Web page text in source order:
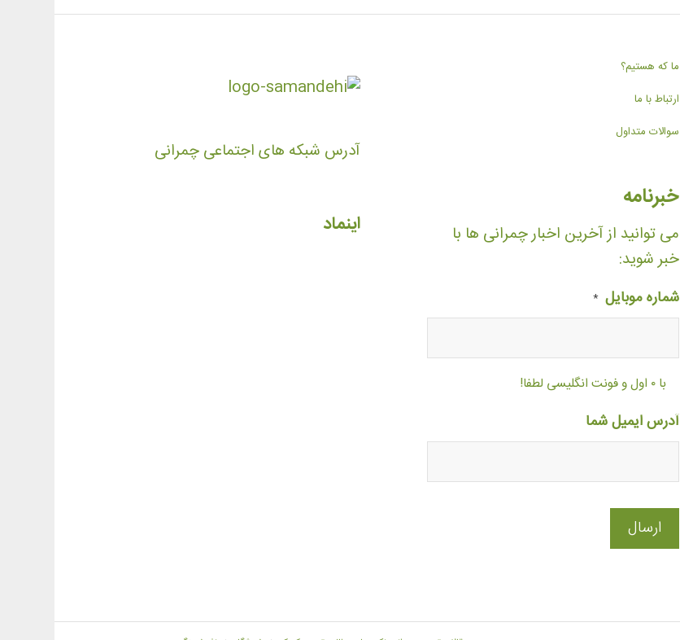
ما که هستیم؟
ارتباط با ما
سوالات متداول
خبرنامه
می توانید از آخرین اخبار چمرانی ها با
خبر شوید:
شماره موبایل *
با ۰ اول و فونت انگلیسی لطفا!
آدرس ایمیل شما
آدرس شبکه های اجتماعی چمرانی
اینماد